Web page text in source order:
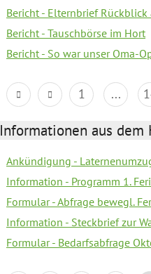
Bericht - Elternbrief
Bericht - Tauschbörse im Hort
Bericht - So war unser Oma-
1 ...
Informationen aus dem
Ankündigung -
Information - Programm 1.
Formular - Abfrage bewegl.
Information - Steckbrief zur
Formular - Bedarfsabfrage